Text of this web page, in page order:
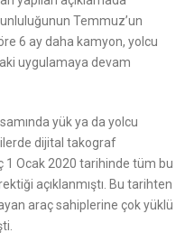
Temmuz’un
6 ay daha kamyon, yolcu
uygulamaya devam
yük ya da yolcu
dijital takograf
1 Ocak 2020 tarihinde tüm bu
açıklanmıştı. Bu tarihten
araç sahiplerine çok yüklü